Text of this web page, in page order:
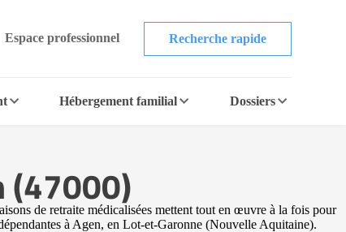
Espace professionnel Recherche rapide
Hébergement familial Dossiers
(47000)
de retraite médicalisées mettent tout en œuvre à la fois pour
à Agen, en Lot-et-Garonne (Nouvelle Aquitaine).